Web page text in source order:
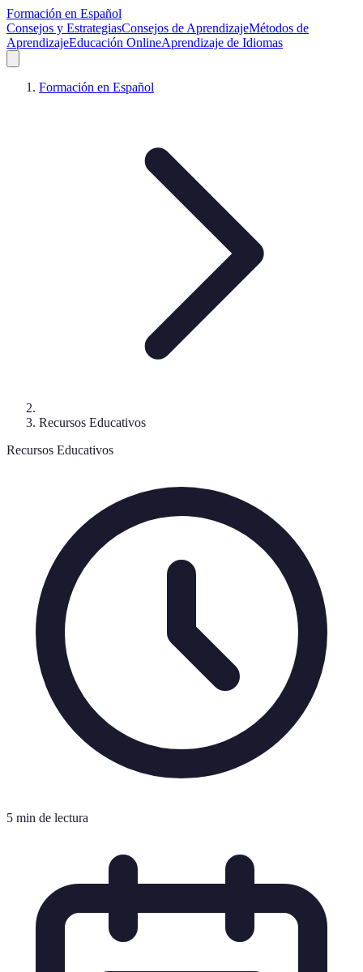
Formación en Español
Consejos y EstrategiasConsejos de AprendizajeMétodos de
AprendizajeEducación OnlineAprendizaje de Idiomas
Formación en Español
Recursos Educativos
Recursos Educativos
5 min de lectura